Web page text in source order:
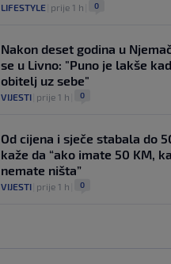
LIFESTYLE prije 1 h 0
Nakon deset godina u
se u Livno: "Puno je lakše
obitelj uz sebe"
VIJESTI prije 1 h 0
Od cijena i sječe stabala do
kaže da “ako imate 50 KM,
nemate ništa”
VIJESTI prije 1 h 0